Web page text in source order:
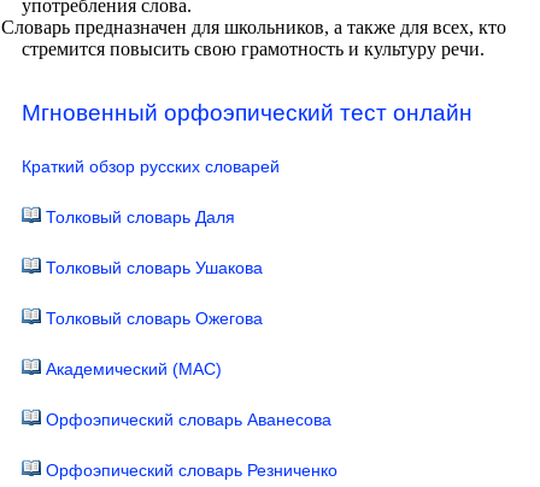
употребления слова.
Словарь предназначен для школьников, а также для всех, кто
стремится повысить свою грамотность и культуру речи.
Мгновенный орфоэпический тест онлайн
Краткий обзор русских словарей
Толковый словарь Даля
Толковый словарь Ушакова
Толковый словарь Ожегова
Академический (МАС)
Орфоэпический словарь Аванесова
Орфоэпический словарь Резниченко